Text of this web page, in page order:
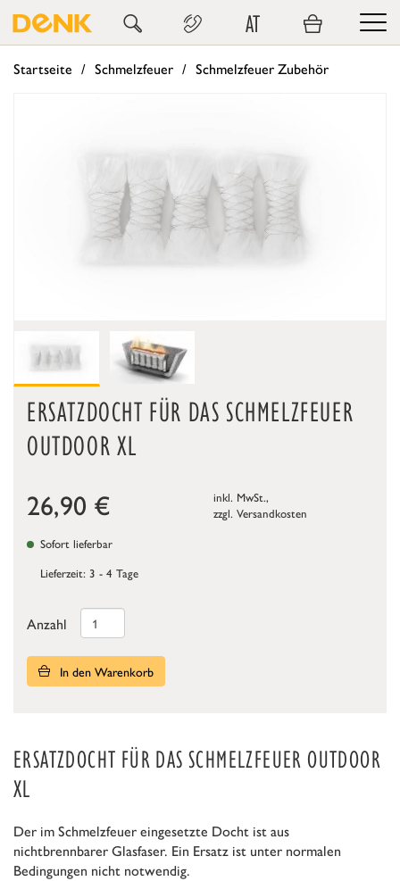
AT
Startseite Schmelzfeuer Schmelzfeuer Zubehör
ERSATZDOCHT FÜR DAS SCHMELZFEUER
OUTDOOR XL
26,90 €
inkl. MwSt.,
zzgl. Versandkosten
Sofort lieferbar
Lieferzeit: 3 - 4 Tage
Anzahl
In den Warenkorb
ERSATZDOCHT FÜR DAS SCHMELZFEUER OUTDOOR
XL
Der im Schmelzfeuer eingesetzte Docht ist aus
nichtbrennbarer Glasfaser. Ein Ersatz ist unter normalen
Bedingungen nicht notwendig.